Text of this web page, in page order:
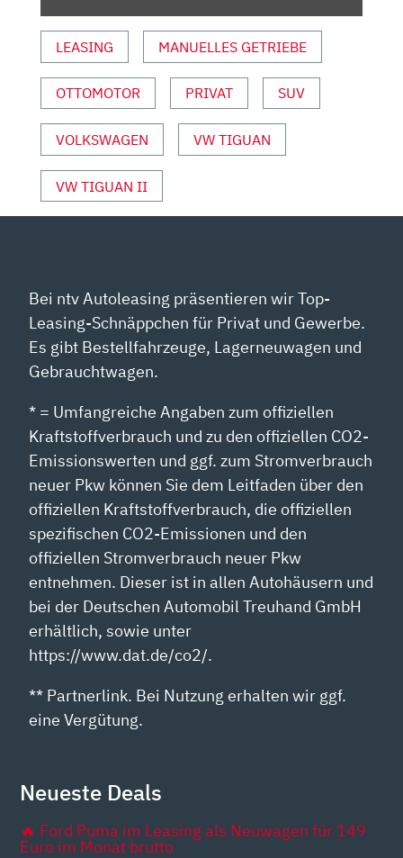
INFO“
VON
ANZEIGEN
LEASING MANUELLES GETRIEBE
OTTOMOTOR PRIVAT SUV
VOLKSWAGEN VW TIGUAN
VW TIGUAN II
Bei ntv Autoleasing präsentieren wir Top-
Leasing-Schnäppchen für Privat und Gewerbe.
Es gibt Bestellfahrzeuge, Lagerneuwagen und
Gebrauchtwagen.
* = Umfangreiche Angaben zum offiziellen
Kraftstoffverbrauch und zu den offiziellen CO2-
Emissionswerten und ggf. zum Stromverbrauch
neuer Pkw können Sie dem Leitfaden über den
offiziellen Kraftstoffverbrauch, die offiziellen
spezifischen CO2-Emissionen und den
offiziellen Stromverbrauch neuer Pkw
entnehmen. Dieser ist in allen Autohäusern und
bei der Deutschen Automobil Treuhand GmbH
erhältlich, sowie unter
https://www.dat.de/co2/.
** Partnerlink. Bei Nutzung erhalten wir ggf.
eine Vergütung.
Neueste Deals
🔥 Ford Puma im Leasing als Neuwagen für 149
Euro im Monat brutto